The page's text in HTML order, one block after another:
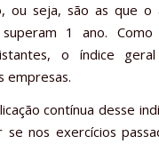
ou seja, são as que o
superam 1 ano.
o índice
empresas.
contínua desse
nos exercícios